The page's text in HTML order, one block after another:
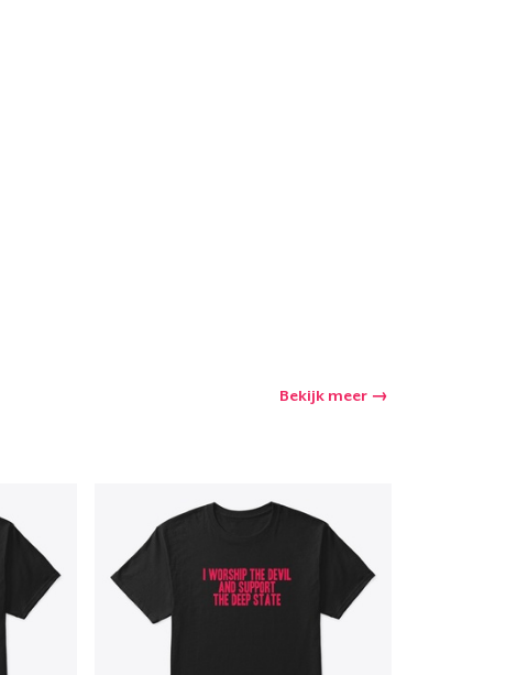
Bekijk meer